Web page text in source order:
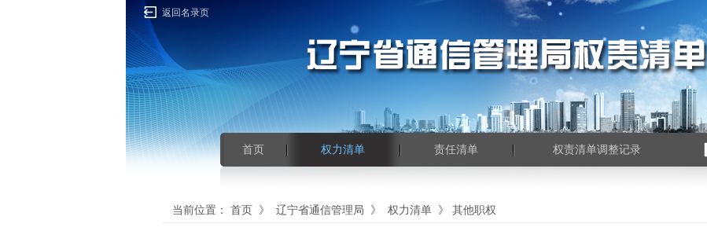
返回名录页
首页 权力清单 责任清单 权责清单调整记录
当前位置： 首页 》 辽宁省通信管理局 》 权力清单 》 其他职权